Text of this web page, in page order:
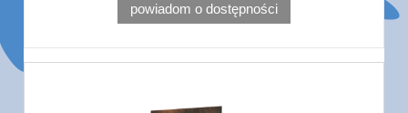
powiadom o dostępności